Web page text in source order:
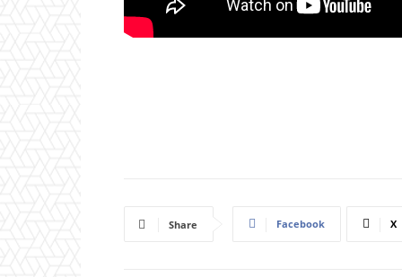
Share Facebook X